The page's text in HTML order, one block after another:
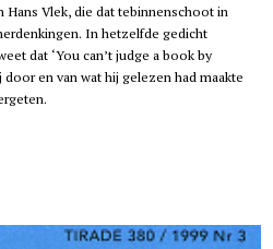
Hans Vlek, die dat tebinnenschoot in
In hetzelfde gedicht
dat ‘You can’t judge a book by
en van wat hij gelezen had maakte